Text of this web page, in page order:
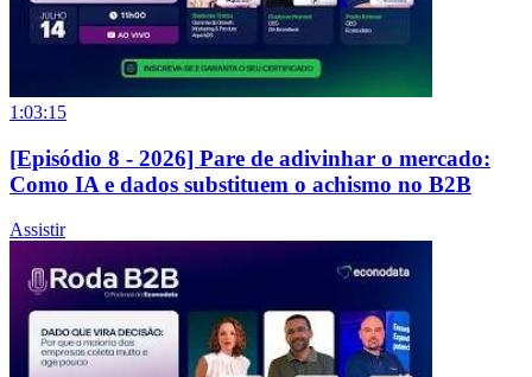
1:03:15
[Episódio 8 - 2026] Pare de adivinhar o mercado:
Como IA e dados substituem o achismo no B2B
Assistir